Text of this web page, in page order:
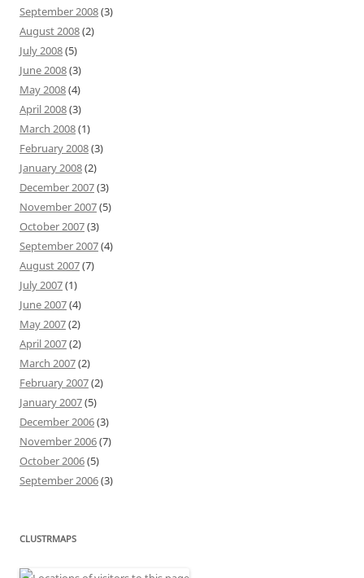
September 2008(3)
August 2008(2)
July 2008(5)
June 2008(3)
May 2008(4)
April 2008(3)
March 2008(1)
February 2008(3)
January 2008(2)
December 2007(3)
November 2007(5)
October 2007(3)
September 2007(4)
August 2007(7)
July 2007(1)
June 2007(4)
May 2007(2)
April 2007(2)
March 2007(2)
February 2007(2)
January 2007(5)
December 2006(3)
November 2006(7)
October 2006(5)
September 2006(3)
CLUSTRMAPS